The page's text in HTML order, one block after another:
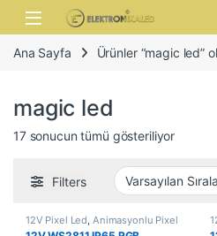
Skip to navigation
Skip to content
Open
Ana Sayfa Ürünler “magic led”
magic led
17 sonucun tümü gösteriliyor
Filters
12V Pixel Led Animasyonlu Pixel
Şerit Led, Led ve Aydınlatma